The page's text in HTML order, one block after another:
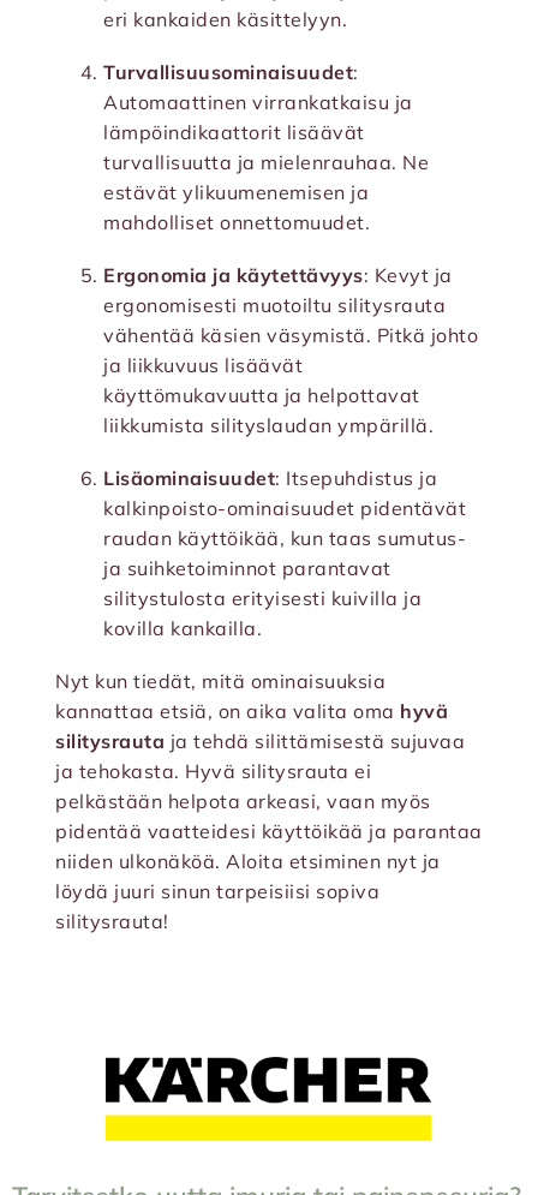
eri kankaiden käsittelyyn.
Turvallisuusominaisuudet:
Automaattinen virrankatkaisu ja
lämpöindikaattorit lisäävät
turvallisuutta ja mielenrauhaa. Ne
estävät ylikuumenemisen ja
mahdolliset onnettomuudet.
Ergonomia ja käytettävyys: Kevyt ja
ergonomisesti muotoiltu silitysrauta
vähentää käsien väsymistä. Pitkä johto
ja liikkuvuus lisäävät
käyttömukavuutta ja helpottavat
liikkumista silityslaudan ympärillä.
Lisäominaisuudet: Itsepuhdistus ja
kalkinpoisto-ominaisuudet pidentävät
raudan käyttöikää, kun taas sumutus-
ja suihketoiminnot parantavat
silitystulosta erityisesti kuivilla ja
kovilla kankailla.
Nyt kun tiedät, mitä ominaisuuksia
kannattaa etsiä, on aika valita oma hyvä
silitysrauta ja tehdä silittämisestä sujuvaa
ja tehokasta. Hyvä silitysrauta ei
pelkästään helpota arkeasi, vaan myös
pidentää vaatteidesi käyttöikää ja parantaa
niiden ulkonäköä. Aloita etsiminen nyt ja
löydä juuri sinun tarpeisiisi sopiva
silitysrauta!